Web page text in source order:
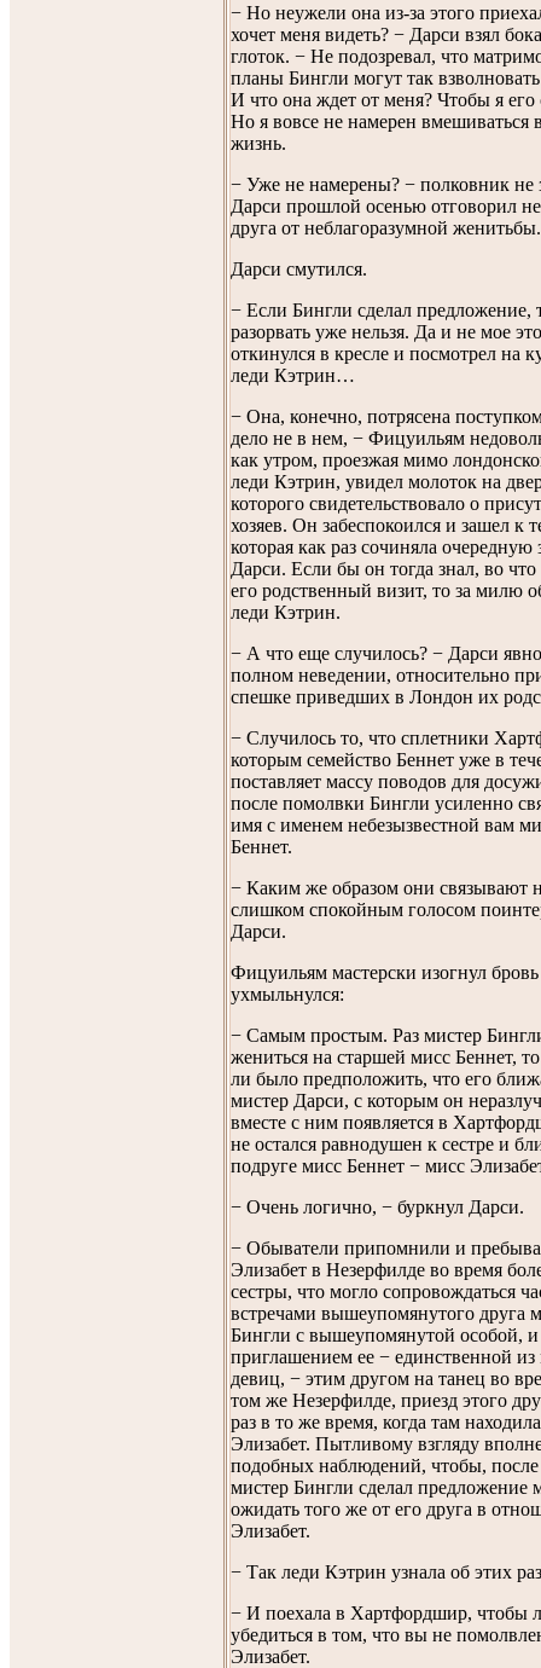
− Но неужели она из-за этого
хочет меня видеть? − Дарси взял
глоток. − Не подозревал, что
планы Бингли могут так
И что она ждет от меня? Чтобы я его
Но я вовсе не намерен вмешиваться
жизнь.
− Уже не намерены? − полковник не
Дарси прошлой осенью отговорил
друга от неблагоразумной женитьбы.
Дарси смутился.
− Если Бингли сделал предложение,
разорвать уже нельзя. Да и не мое
откинулся в кресле и посмотрел на
леди Кэтрин…
− Она, конечно, потрясена
дело не в нем, − Фицуильям
как утром, проезжая мимо
леди Кэтрин, увидел молоток на
которого свидетельствовало о
хозяев. Он забеспокоился и зашел к
которая как раз сочиняла очередную
Дарси. Если бы он тогда знал, во что
его родственный визит, то за милю
леди Кэтрин.
− А что еще случилось? − Дарси
полном неведении, относительно
спешке приведших в Лондон их
− Случилось то, что сплетники
которым семейство Беннет уже в
поставляет массу поводов для
после помолвки Бингли усиленно
имя с именем небезызвестной вам
Беннет.
− Каким же образом они связывают
слишком спокойным голосом
Дарси.
Фицуильям мастерски изогнул
ухмыльнулся:
− Самым простым. Раз мистер
жениться на старшей мисс Беннет,
ли было предположить, что его
мистер Дарси, с которым он
вместе с ним появляется в
не остался равнодушен к сестре и
подруге мисс Беннет − мисс
− Очень логично, − буркнул Дарси.
− Обыватели припомнили и
Элизабет в Незерфилде во время
сестры, что могло сопровождаться
встречами вышеупомянутого друга
Бингли с вышеупомянутой особой, и
приглашением ее − единственной
девиц, − этим другом на танец во
том же Незерфилде, приезд этого
раз в то же время, когда там
Элизабет. Пытливому взгляду
подобных наблюдений, чтобы, после
мистер Бингли сделал предложение
ожидать того же от его друга в
Элизабет.
− Так леди Кэтрин узнала об этих
− И поехала в Хартфордшир, чтобы
убедиться в том, что вы не
Элизабет.